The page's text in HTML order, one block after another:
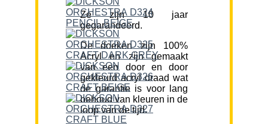
Ze zijn 10 jaar
gegarandeerd.
De doeken zijn 100%
Acryl en zijn gemaakt
van een door en door
gekleurd acryl draad wat
de garantie is voor lang
behoud van kleuren in de
loop van de tijd.